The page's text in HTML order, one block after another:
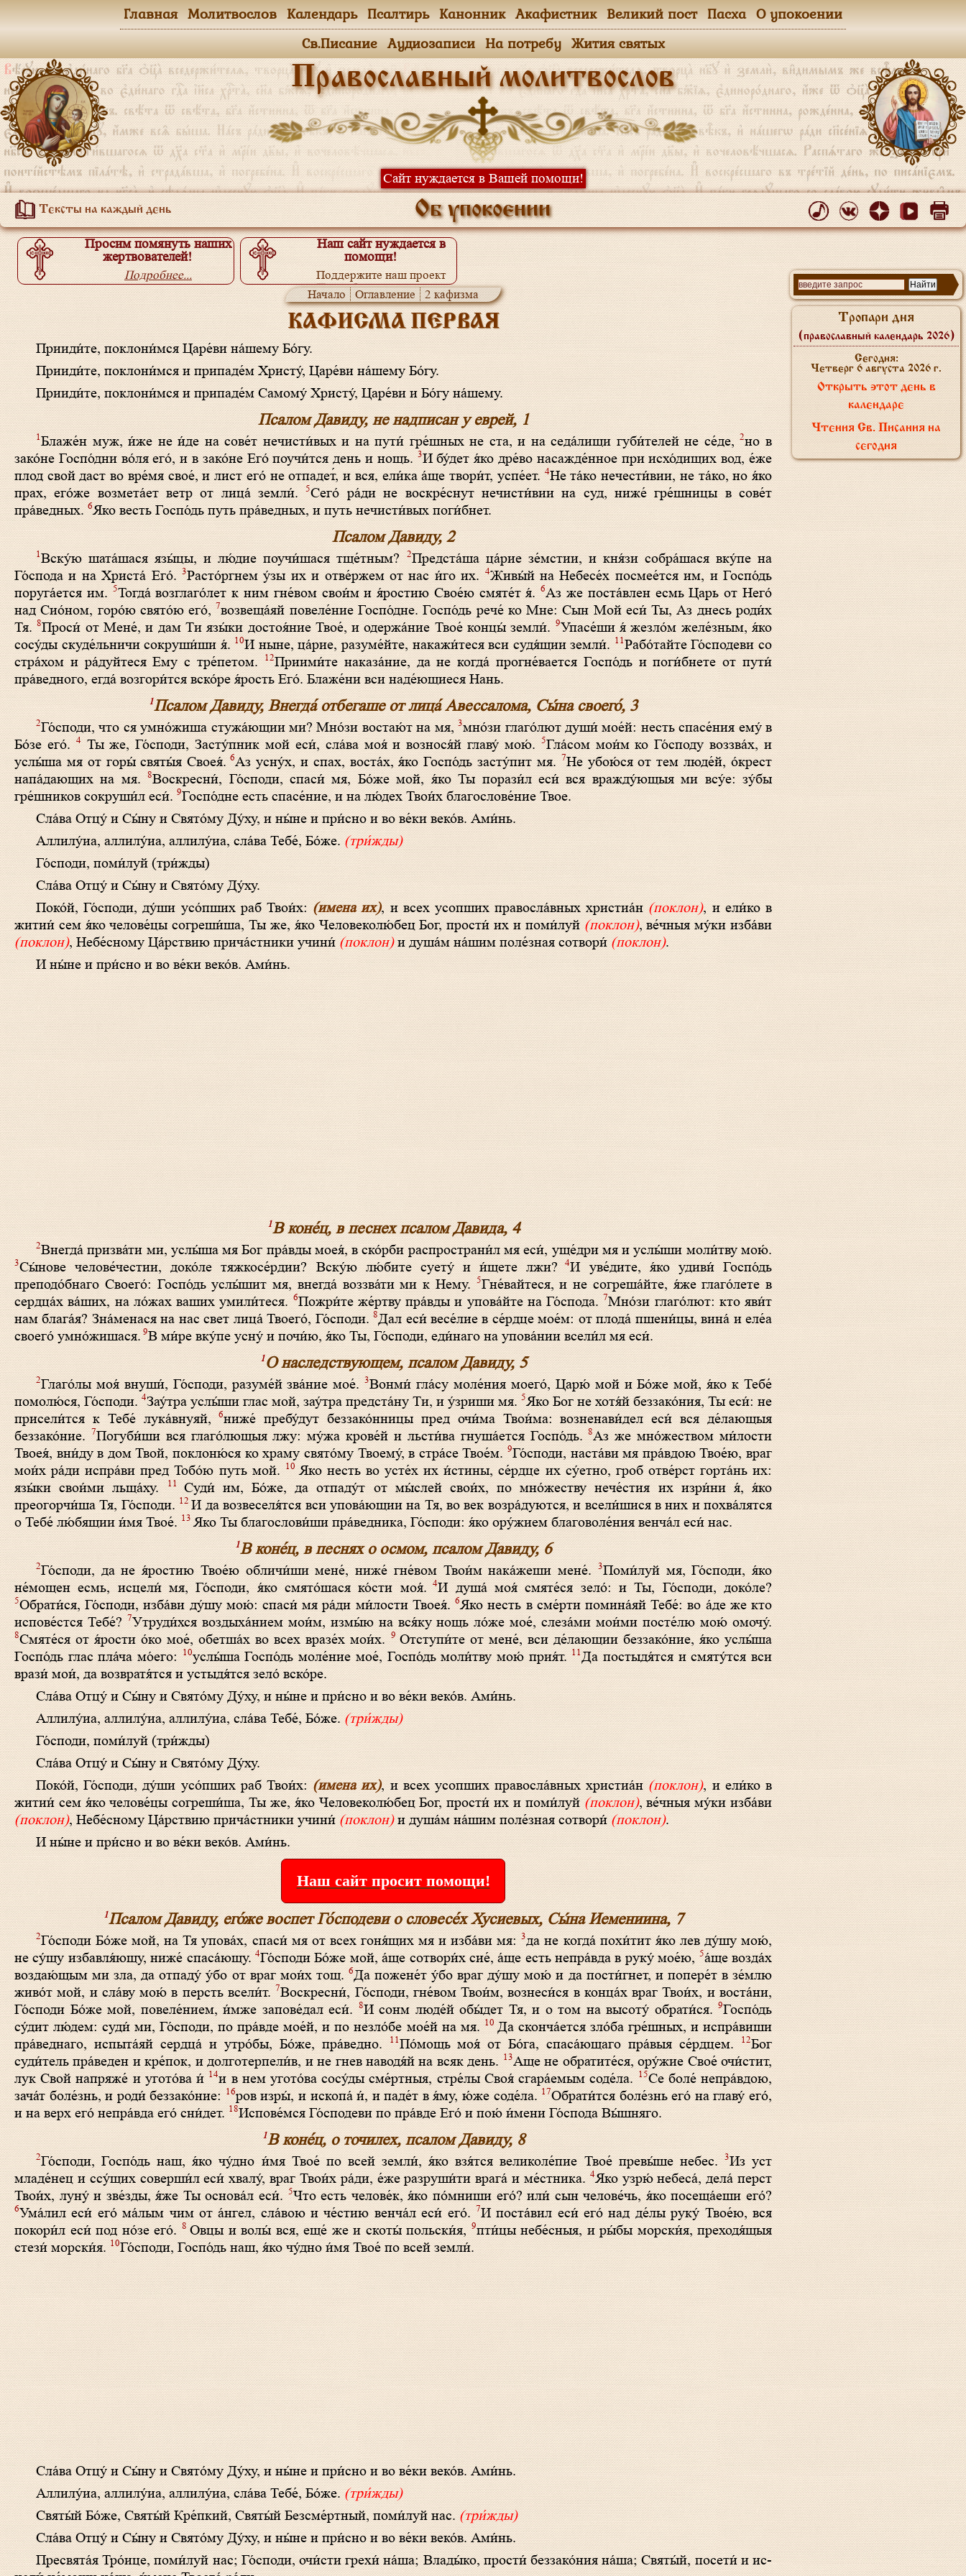
Православный молитвослов
Сайт нуждается в Вашей помощи!
Тексты на каждый день Об упокоении
Главная Молитвослов Календарь Псалтирь Канонник Акафистник Великий пост Пасха О упокоении
Св.Писание Аудиозаписи На потребу Жития святых
Просим помянуть наших
жертвователей!
Подробнее...
Наш сайт нуждается в
помощи!
Поддержите наш проект
Подробнее...
Начало Оглавление 2 кафизма
КАФИСМА ПЕРВАЯ
Прииди́те, поклони́мся Царе́ви на́­ше­му Бо́­гу.
Прииди́те, поклони́мся и припаде́м Хри­сту́, Царе́ви на́­ше­му Бо́­гу.
Прииди́те, поклони́мся и припаде́м Самому́ Хри­сту́, Царе́ви и Бо́­гу на́­ше­му.
Псалом Давиду, не надписан у еврей, 1
1Блаже́н муж, и́же не и́де на сове́т нечисти́вых и на пути́ гре́шных не ста, и на седа́лищи губи́телей не се́де,2но в
зако́не Госпо́дни во́ля его́, и в зако́не Его́ поучи́тся день и нощь.3И бу́дет я́ко дре́во насажде́нное при исхо́дищих вод, е́же
плод свой даст во вре́мя свое́, и лист его́ не отпадет́, и вся, ели́ка а́ще твори́т, успе́ет.4Не та́ко нечести́вии, не та́ко, но я́ко
прах, его́же возмета́ет ветр от лица́ земли́.5Сего́ ра́ди не воскре́снут нечисти́вии на суд, ниже́ гре́шницы в сове́т
пра́ведных. 6Яко весть Госпо́дь путь пра́ведных, и путь нечисти́вых поги́бнет.
Псалом Давиду, 2
1Вску́ю шата́шася язы́цы, и лю́дие поучи́шася тще́тным?2Предста́ша ца́рие зе́мстии, и кня́зи собра́шася вку́пе на
Го́спода и на Христа́ Его́. 3Расто́ргнем у́зы их и отве́ржем от нас и́го их.4Живы́й на Небесе́х посмее́тся им, и Госпо́дь
поруга́ется им.5Тогда́ возглаго́лет к ним гне́вом свои́м и я́ростию Свое́ю смяте́т я́.6Аз же поста́влен есмь Царь от Него́
над Сио́ном, горо́ю свято́ю его́,7возвеща́яй повеле́ние Госпо́дне. Госпо́дь рече́ ко Мне: Сын Мой еси́ Ты, Аз днесь роди́х
Тя.8Проси́ от Мене́, и дам Ти язы́ки достоя́ние Твое́, и одержа́ние Твое́ концы́ земли́. 9Упасе́ши я́ жезло́м желе́зным, я́ко
сосу́ды скуде́льничи сокруши́ши я́.10И ныне, ца́рие, разуме́йте, накажи́теся вси судя́щии земли́.11Рабо́тайте Го́сподеви со
стра́хом и ра́дуйтеся Ему с тре́петом.12Приими́те наказа́ние, да не когда́ прогне́вается Госпо́дь и поги́бнете от пути́
пра́ведного, егда́ возгори́тся вско́ре я́рость Его́. Блаже́ни вси наде́ющиеся Нань.
1Псалом Давиду, Внегда́ отбегаше от лица́ Авессалома, Сы́на своего́, 3
2Го́споди, что ся умно́жиша стужа́ющии ми? Мно́зи востаю́т на мя,3мно́зи глаго́лют души́ мое́й: несть спасе́ния ему́ в
Бо́зе его́.4Ты же, Го́споди, Засту́пник мой еси́, сла́ва моя́ и вознося́й главу́ мою́.5Гла́сом мои́м ко Го́споду воззва́х, и
услы́ша мя от горы́ святы́я Своея́.6Аз усну́х, и спах, воста́х, я́ко Госпо́дь засту́пит мя.7Не убою́ся от тем люде́й, о́крест
напа́дающих на мя.8Воскресни́, Го́споди, спаси́ мя, Бо́же мой, я́ко Ты порази́л еси́ вся вражду́ющыя ми всу́е: зу́бы
гре́шников сокруши́л еси́.9Госпо́дне есть спасе́ние, и на лю́дех Твои́х благослове́ние Твое.
Сла́­ва Отцу́ и Сы́­ну и Свя­то́­му Ду́ху, и ны́­не и при́с­но и во ве́­ки ве­ко́в. Ами́нь.
Алли­лу́иа, алли­лу́иа, алли­лу́иа, сла́­ва Те­бе́, Бо́­же.(три́жды)
Го́с­по­ди, по­ми́­луй (три́жды)
Сла́­ва Отцу́ и Сы́­ну и Свято́­му Ду́ху.
Поко́й, Го́споди, ду́ши усо́пших раб Твои́х:(имена их), и всех усопших правосла́вных христиа́н(поклон), и ели́ко в
житии́ сем я́ко челове́цы согреши́ша, Ты же, я́ко Человеколю́бец Бог, прости́ их и поми́луй(поклон), ве́чныя му́ки изба́ви
(поклон), Небе́сному Ца́рствию прича́стники учини́(поклон)и душа́м на́шим поле́зная сотвори́(поклон).
И ны́­не и при́с­но и во ве́­ки ве­ко́в. Ами́нь.
1В коне́ц, в песнех псалом Давида, 4
2Внегда́ призва́ти ми, услы́ша мя Бог пра́вды моея́, в ско́рби распространи́л мя еси́, уще́дри мя и услы́ши моли́тву мою́.
3Сы́нове челове́честии, доко́ле тяжкосе́рдии? Вску́ю лю́бите суету́ и и́щете лжи?4И уве́дите, я́ко удиви́ Госпо́дь
преподо́бнаго Своего́: Госпо́дь услы́шит мя, внегда́ воззва́ти ми к Нему.5Гне́вайтеся, и не согреша́йте, я́же глаго́лете в
сердца́х ва́ших, на ло́жах ваших умили́теся.6Пожри́те же́ртву пра́вды и упова́йте на Го́спода.7Мно́зи глаго́лют: кто яви́т
нам блага́я? Зна́менася на нас свет лица́ Твоего́, Го́споди.8Дал еси́ весе́лие в се́рдце мое́м: от плода́ пшени́цы, вина́ и еле́а
своего́ умно́жишася. 9В ми́ре вку́пе усну́ и почи́ю, я́ко Ты, Го́споди, еди́наго на упова́нии всели́л мя еси́.
1О наследствующем, псалом Давиду, 5
2Глаго́лы моя́ внуши́, Го́споди, разуме́й зва́ние мое́.3Вонми́ гла́су моле́ния моего́, Царю́ мой и Бо́же мой, я́ко к Тебе́
помолю́ся, Го́споди.4Зау́тра услы́ши глас мой, зау́тра предста́ну Ти, и у́зриши мя.5Яко Бог не хотя́й беззако́ния, Ты еси́: не
присели́тся к Тебе́ лука́внуяй,6ниже́ пребу́дут беззако́нницы пред очи́ма Твои́ма: возненави́дел еси́ вся де́лающыя
беззако́ние. 7Погуби́ши вся глаго́лющыя лжу: му́жа крове́й и льсти́ва гнуша́ется Госпо́дь.8Аз же мно́жеством ми́лости
Твоея́, вни́ду в дом Твой, поклоню́ся ко храму свято́му Твоему́, в стра́се Твое́м.9Го́споди, наста́ви мя пра́вдою Твое́ю, враг
мои́х ра́ди испра́ви пред Тобо́ю путь мой.10Яко несть во усте́х их и́стины, се́рдце их су́етно, гроб отве́рст горта́нь их:
язы́ки свои́ми льща́ху.11Суди́ им, Бо́же, да отпаду́т от мы́слей свои́х, по мно́жеству нече́стия их изри́ни я́, я́ко
преогорчи́ша Тя, Го́споди.12И да возвеселя́тся вси упова́ющии на Тя, во век возра́дуются, и всели́шися в них и похва́лятся
о Тебе́ лю́бящии и́мя Твое́.13 Яко Ты благослови́ши пра́ведника, Го́споди: я́ко ору́жием благоволе́ния венча́л еси́ нас.
1В коне́ц, в песнях о осмом, псалом Давиду, 6
2Го́споди, да не я́ростию Твое́ю обличи́ши мене́, ниже́ гне́вом Твои́м нака́жеши мене́.3Поми́луй мя, Го́споди, я́ко
не́мощен есмь, исцели́ мя, Го́споди, я́ко смято́шася ко́сти моя́. 4И душа́ моя́ смяте́ся зело́: и Ты, Го́споди, доко́ле?
5Обрати́ся, Го́споди, изба́ви ду́шу мою́: спаси́ мя ра́ди ми́лости Твоея́.6Яко несть в сме́рти помина́яй Тебе́: во а́де же кто
испове́стся Тебе́?7Утруди́хся воздыха́нием мои́м, измы́ю на вся́ку нощь ло́же мое́, слеза́ми мои́ми посте́лю мою́ омочу́.
8Смяте́ся от я́рости о́ко мое́, обетша́х во всех вразе́х мои́х.9 Отступи́те от мене́, вси де́лающии беззако́ние, я́ко услы́ша
Госпо́дь глас пла́ча мо́его: 10услы́ша Госпо́дь моле́ние мое́, Госпо́дь моли́тву мою́ прия́т.11Да постыдя́тся и смяту́тся вси
врази́ мои́, да возвратя́тся и устыдя́тся зело́ вско́ре.
Сла́­ва Отцу́ и Сы́­ну и Свя­то́­му Ду́ху, и ны́­не и при́с­но и во ве́­ки ве­ко́в. Ами́нь.
Алли­лу́иа, алли­лу́иа, алли­лу́иа, сла́­ва Те­бе́, Бо́­же.(три́жды)
Го́с­по­ди, по­ми́­луй (три́жды)
Сла́­ва Отцу́ и Сы́­ну и Свя­то́­му Ду́ху.
Поко́й, Го́споди, ду́ши усо́пших раб Твои́х:(имена их), и всех усопших правосла́вных христиа́н(поклон), и ели́ко в
житии́ сем я́ко челове́цы согреши́ша, Ты же, я́ко Человеколю́бец Бог, прости́ их и поми́луй(поклон), ве́чныя му́ки изба́ви
(поклон), Небе́сному Ца́рствию прича́стники учини́(поклон)и душа́м на́шим поле́зная сотвори́ (поклон).
И ны́­не и при́с­но и во ве́­ки ве­ко́в. Ами́нь.
Наш сайт просит помощи!
1Псалом Давиду, его́же воспет Го́сподеви о словесе́х Хусиевых, Сы́на Иемениина, 7
2Го́споди Бо́же мой, на Тя упова́х, спаси́ мя от всех гоня́щих мя и изба́ви мя:3да не когда́ похи́тит я́ко лев ду́шу мою́,
не су́щу избавля́ющу, ниже́ спаса́ющу.4Го́споди Бо́же мой, а́ще сотвори́х сие́, а́ще есть непра́вда в руку́ мое́ю,5а́ще возда́х
воздаю́щым ми зла, да отпаду́ у́бо от враг мои́х тощ.6Да пожене́т у́бо враг ду́шу мою́ и да пости́гнет, и попере́т в зе́млю
живо́т мой, и сла́ву мою́ в персть всели́т.7Воскресни́, Го́споди, гне́вом Твои́м, вознеси́ся в конца́х враг Твои́х, и воста́ни,
Го́споди Бо́же мой, повеле́нием, и́мже запове́дал еси́.8И сонм люде́й обы́дет Тя, и о том на высоту́ обрати́ся.9Госпо́дь
су́дит лю́дем: суди́ ми, Го́споди, по пра́вде мое́й, и по незло́бе мое́й на мя.10Да сконча́ется зло́ба гре́шных, и испра́виши
пра́веднаго, испыта́яй сердца́ и утро́бы, Бо́же, пра́ведно. 11По́мощь моя́ от Бо́га, спаса́ющаго пра́выя се́рдцем. 12Бог
суди́тель пра́веден и кре́пок, и долготерпели́в, и не гнев наводя́й на всяк день.13Аще не обратите́ся, ору́жие Свое́ очи́стит,
лук Свой напряже́ и угото́ва и́14и в нем угото́ва сосу́ды сме́ртныя, стре́лы Своя́ сгара́емым соде́ла.15Се боле́ непра́вдою,
зача́т боле́знь, и роди́ беззако́ние:16ров изры́, и ископа́ и́, и паде́т в я́му, ю́же соде́ла. 17Обрати́тся боле́знь его́ на главу́ его́,
и на верх его́ непра́вда его́ сни́дет. 18Испове́мся Го́сподеви по пра́вде Его́ и пою́ и́мени Го́спода Вы́шняго.
1В коне́ц, о точилех, псалом Давиду, 8
2Го́споди, Госпо́дь наш, я́ко чу́дно и́мя Твое́ по всей земли́, я́ко взя́тся великоле́пие Твое́ превы́ше небес. 3Из уст
младе́нец и ссу́щих соверши́л еси́ хвалу́, враг Твои́х ра́ди, е́же разруши́ти врага́ и ме́стника.4Яко узрю́ небеса́, дела́ перст
Твои́х, луну́ и зве́зды, я́же Ты основа́л еси́.5Что есть челове́к, я́ко по́мниши его́? или́ сын челове́чь, я́ко посеща́еши его́?
6Ума́лил еси́ его́ ма́лым чим от а́нгел, сла́вою и че́стию венча́л еси́ его́. 7И поста́вил еси́ его́ над де́лы руку́ Твое́ю, вся
покори́л еси́ под но́зе его́.8Овцы и волы́ вся, еще́ же и скоты́ польски́я,9пти́цы небе́сныя, и ры́бы морски́я, преходя́щыя
стези́ морски́я.10Го́споди, Госпо́дь наш, я́ко чу́дно и́мя Твое́ по всей земли́.
Сла́ва Отцу́ и Сы́ну и Свято́­му Ду́ху, и ны́не и при́сно и во ве́ки веко́в. Ами́нь.
Аллилу́иа, аллилу́иа, аллилу́иа, сла́ва Тебе́, Бо́же.(три́жды)
Святы́й Бо́же, Святы́й Кре́пкий, Святы́й Безсме́ртный, поми́луй нас.(три́жды)
Сла́­ва Отцу́ и Сы́­ну и Свя­то́­му Ду́ху, и ны́­не и при́с­но и во ве́­ки ве­ко́в. Ами́нь.
Пре­свя­та́я Тро́­ице, по­ми́­луй нас; Го́с­по­ди, очи́с­ти гре­хи́ на́­ша; Вла­ды́­ко, прости́ без­за­ко́­ния на́­ша; Свя­ты́й, посети́ и ис­
Тропари дня
(православный календарь 2026)
Сегодня:
Четверг 6 августа 2026 г.
Открыть этот день в
календаре
Чтения Св. Писания на
сегодня